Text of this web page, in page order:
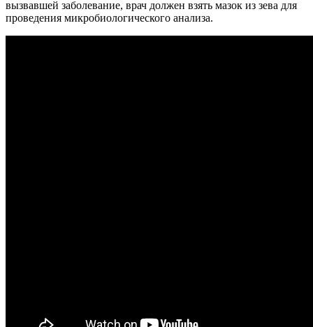
вызвавшей заболевание, врач должен взять мазок из зева для
проведения микробиологического анализа.